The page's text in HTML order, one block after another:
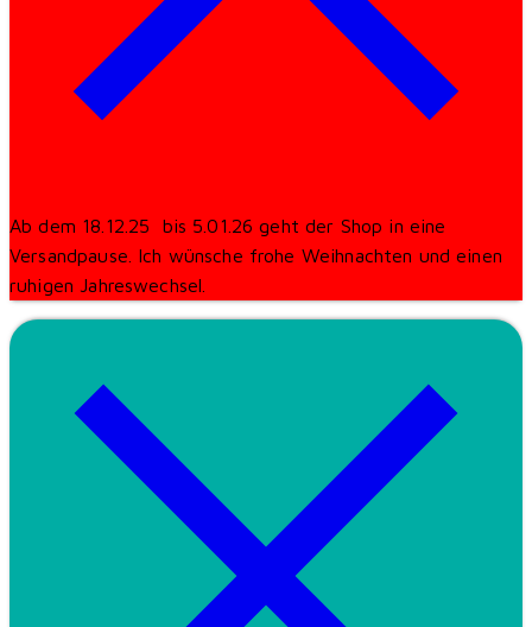
Ab dem 18.12.25 bis 5.01.26 geht der Shop in eine
Versandpause. Ich wünsche frohe Weihnachten und einen
ruhigen Jahreswechsel.